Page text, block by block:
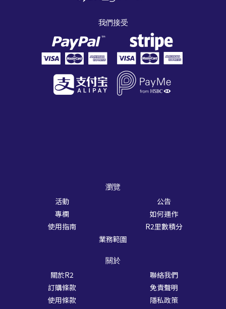
我們接受
瀏覽
活動
公告
專欄
如何運作
使用指南
R2里數積分
業務範圍
關於
關於R2
聯絡我們
訂購條款
免責聲明
使用條款
隱私政策